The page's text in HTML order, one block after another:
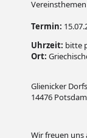
Termin:
Uhrzeit: bitte
Ort:
Glienicker
14476 Potsdam
Wir freuen uns